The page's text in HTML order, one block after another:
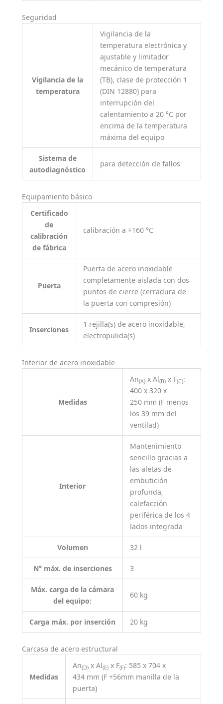
Seguridad
Vigilancia de la
temperatura
Vigilancia de la
temperatura electrónica y
ajustable y limitador
mecánico de temperatura
(TB), clase de protección 1
(DIN 12880) para
interrupción del
calentamiento a 20 °C por
encima de la temperatura
máxima del equipo
Sistema de
autodiagnóstico
para detección de fallos
Equipamiento básico
Certificado
de
calibración
de fábrica
calibración a +160 °C
Puerta
Puerta de acero inoxidable
completamente aislada con dos
puntos de cierre (cerradura de
la puerta con compresión)
Inserciones
1 rejilla(s) de acero inoxidable,
electropulida(s)
Interior de acero inoxidable
Medidas
An(A) x Al(B) x F(C):
400 x 320 x
250 mm (F menos
los 39 mm del
ventilad)
Interior
Mantenimiento
sencillo gracias a
las aletas de
embutición
profunda,
calefacción
periférica de los 4
lados integrada
Volumen 32 l
N° máx. de inserciones 3
Máx. carga de la cámara
del equipo:
60 kg
Carga máx. por inserción 20 kg
Carcasa de acero estructural
Medidas
An(D) x Al(E) x F(F): 585 x 704 x
434 mm (F +56mm manilla de la
puerta)